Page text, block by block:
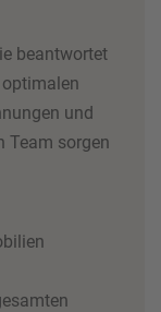
beantwortet
optimalen
und
Team sorgen